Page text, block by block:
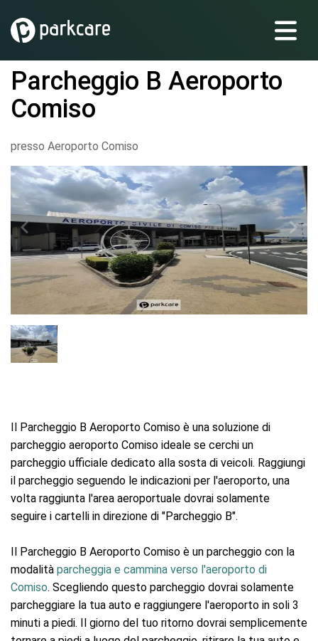
Parcheggio B Aeroporto
Comiso
presso Aeroporto Comiso
Il Parcheggio B Aeroporto Comiso è una soluzione di
parcheggio aeroporto Comiso ideale se cerchi un
parcheggio ufficiale dedicato alla sosta di veicoli. Raggiungi
il parcheggio seguendo le indicazioni per l'aeroporto, una
volta raggiunta l'area aeroportuale dovrai solamente
seguire i cartelli in direzione di "Parcheggio B".
Il Parcheggio B Aeroporto Comiso è un parcheggio con la
modalità parcheggia e cammina verso l'aeroporto di
Comiso. Scegliendo questo parcheggio dovrai solamente
parcheggiare la tua auto e raggiungere l'aeroporto in soli 3
minuti a piedi. Il giorno del tuo ritorno dovrai semplicemente